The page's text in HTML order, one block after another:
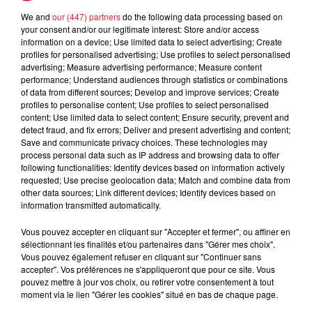
5 août 2026
Europa-Park : des précisons sur
l’après Euro-Mir
Dans la même série
Le Mix de Nono #167
Le Mix de Nono #166
We and our (447) partnersdo the following data processing based on
your consent and/or our legitimate interest: Store and/or access
information on a device; Use limited data to select advertising; Create
profiles for personalised advertising; Use profiles to select personalised
advertising; Measure advertising performance; Measure content
performance; Understand audiences through statistics or combinations
of data from different sources; Develop and improve services; Create
profiles to personalise content; Use profiles to select personalised
content; Use limited data to select content; Ensure security, prevent and
detect fraud, and fix errors; Deliver and present advertising and content;
Save and communicate privacy choices. These technologies may
process personal data such as IP address and browsing data to offer
following functionalities: Identify devices based on information actively
requested; Use precise geolocation data; Match and combine data from
other data sources; Link different devices; Identify devices based on
information transmitted automatically.
Vous pouvez accepter en cliquant sur "Accepter et fermer", ou affiner en
sélectionnant les finalités et/ou partenaires dans "Gérer mes choix".
Vous pouvez également refuser en cliquant sur "Continuer sans
accepter". Vos préférences ne s'appliqueront que pour ce site. Vous
pouvez mettre à jour vos choix, ou retirer votre consentement à tout
moment via le lien "Gérer les cookies" situé en bas de chaque page.